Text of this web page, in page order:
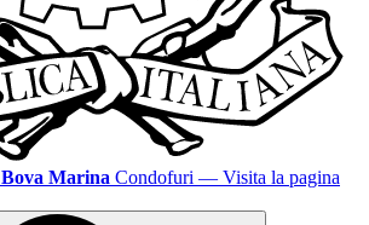
Bova Marina Condofuri — Visita la pagina